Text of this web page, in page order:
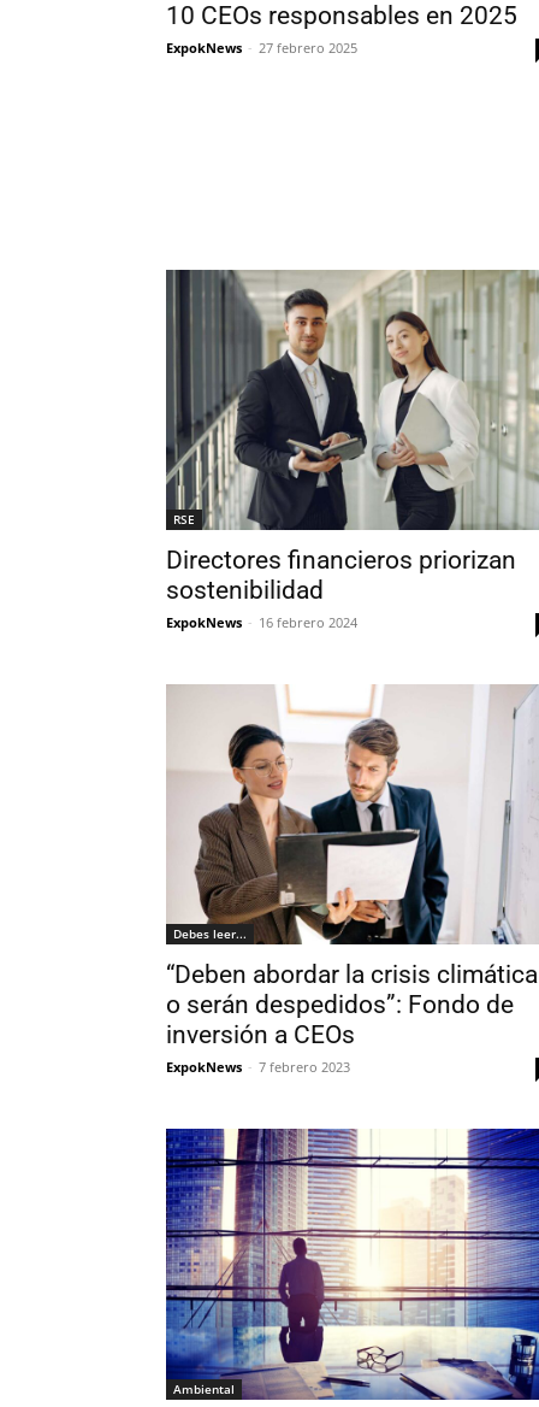
10 CEOs responsables en 2025
ExpokNews - 27 febrero 2025
RSE
Directores financieros priorizan
sostenibilidad
ExpokNews - 16 febrero 2024
Debes leer...
“Deben abordar la crisis climática
o serán despedidos”: Fondo de
inversión a CEOs
ExpokNews - 7 febrero 2023
Ambiental